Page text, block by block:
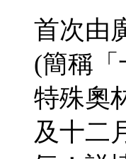
首次由
(簡稱
特殊奧
及十二